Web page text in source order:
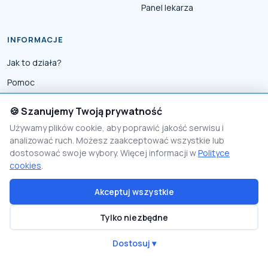
Panel lekarza
INFORMACJE
Jak to działa?
Pomoc
Reklama
Polityka prywatności
Polityka Cookies
© 2026 PomocnikMedyczny
Visio Lab - rozwiązania e-commerce
🍪 Szanujemy Twoją prywatność
Używamy plików cookie, aby poprawić jakość serwisu i
analizować ruch. Możesz zaakceptować wszystkie lub
dostosować swoje wybory. Więcej informacji wPolityce
cookies.
Akceptuj wszystkie
Tylko niezbędne
Dostosuj ▾